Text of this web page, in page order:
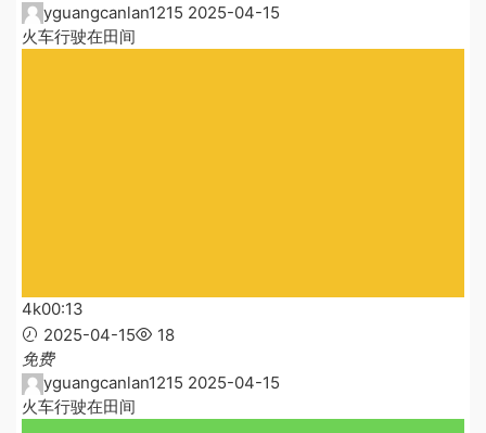
yguangcanlan1215 2025-04-15
火车行驶在田间
4k00:13
2025-04-15
18
免费
yguangcanlan1215 2025-04-15
火车行驶在田间